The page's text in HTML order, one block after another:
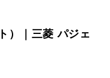
採用情
）｜三菱 パジェ